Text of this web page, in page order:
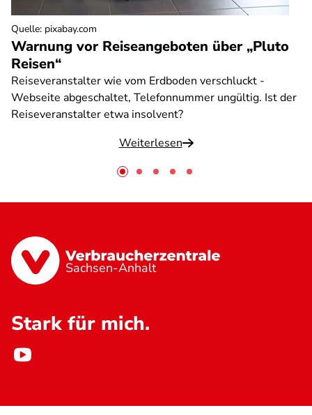
Warnung vor Reiseangeboten über „Pluto
Reisen“
Reiseveranstalter wie vom Erdboden verschluckt -
Webseite abgeschaltet, Telefonnummer ungültig. Ist der
Reiseveranstalter etwa insolvent?
Weiterlesen
Quelle: pixabay.com
Sachsen-Anhalt
Stark für mich.